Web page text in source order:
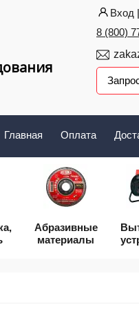
Вход |
8 (800)
Главная Оплата
Абразивные
материалы